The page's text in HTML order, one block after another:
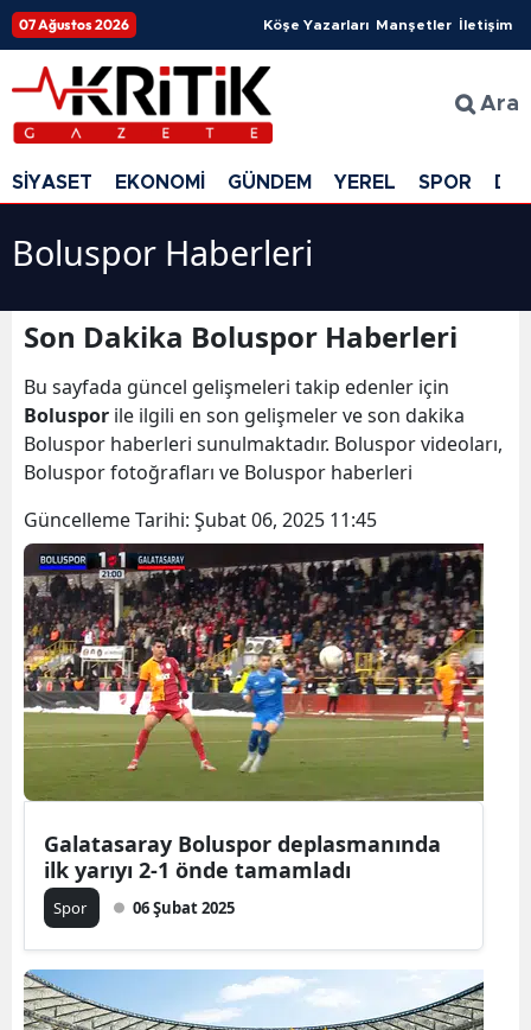
07 Ağustos 2026 Köşe Yazarları Manşetler İletişim
Ara
SİYASET EKONOMİ GÜNDEM YEREL SPOR
Boluspor Haberleri
Son Dakika Boluspor Haberleri
Bu sayfada güncel gelişmeleri takip edenler için
Boluspor ile ilgili en son gelişmeler ve son dakika
Boluspor haberleri sunulmaktadır. Boluspor videoları,
Boluspor fotoğrafları ve Boluspor haberleri
Güncelleme Tarihi: Şubat 06, 2025 11:45
Galatasaray Boluspor deplasmanında
ilk yarıyı 2-1 önde tamamladı
Spor 06 Şubat 2025